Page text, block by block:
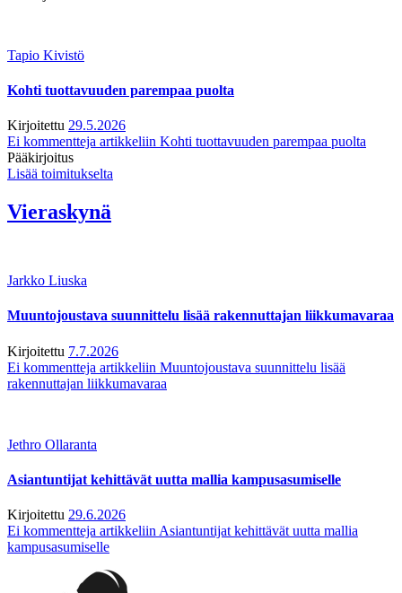
Tapio Kivistö
Kohti tuottavuuden parempaa puolta
Kirjoitettu 29.5.2026
Ei kommentteja artikkeliin Kohti tuottavuuden parempaa puolta
Pääkirjoitus
Lisää toimitukselta
Vieraskynä
Jarkko Liuska
Muuntojoustava suunnittelu lisää rakennuttajan liikkumavaraa
Kirjoitettu 7.7.2026
Ei kommentteja artikkeliin Muuntojoustava suunnittelu lisää
rakennuttajan liikkumavaraa
Jethro Ollaranta
Asiantuntijat kehittävät uutta mallia kampusasumiselle
Kirjoitettu 29.6.2026
Ei kommentteja artikkeliin Asiantuntijat kehittävät uutta mallia
kampusasumiselle